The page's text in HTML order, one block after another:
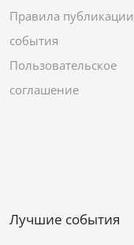
Правила публикации
события
Пользовательское
соглашение
Лучшие события